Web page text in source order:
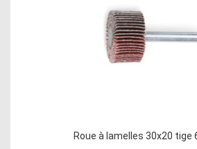
Roue à lamelles 30x20 tige